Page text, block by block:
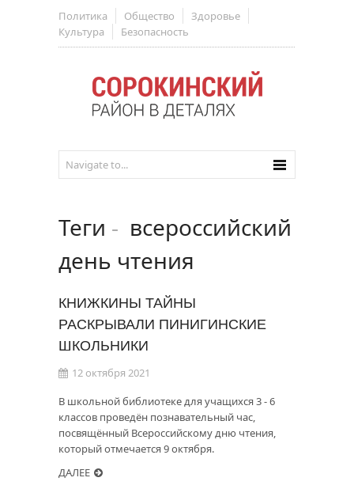
Политика Общество
Здоровье
Культура
Безопасность
Теги - всероссийский
день чтения
КНИЖКИНЫ ТАЙНЫ
РАСКРЫВАЛИ ПИНИГИНСКИЕ
ШКОЛЬНИКИ
12 октября 2021
В школьной библиотеке для учащихся 3 - 6
классов проведён познавательный час,
посвящённый Всероссийскому дню чтения,
который отмечается 9 октября.
ДАЛЕЕ